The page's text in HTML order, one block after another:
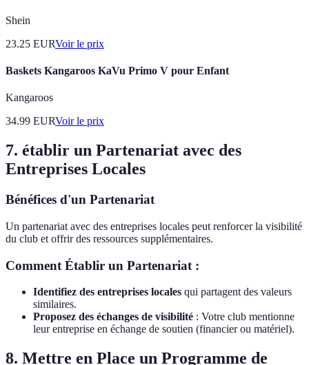
Shein
23.25 EURVoir le prix
Baskets Kangaroos KaVu Primo V pour Enfant
Kangaroos
34.99 EURVoir le prix
7. établir un Partenariat avec des
Entreprises Locales
Bénéfices d'un Partenariat
Un partenariat avec des entreprises locales peut renforcer la visibilité
du club et offrir des ressources supplémentaires.
Comment Établir un Partenariat :
Identifiez des entreprises locales qui partagent des valeurs
similaires.
Proposez des échanges de visibilité : Votre club mentionne
leur entreprise en échange de soutien (financier ou matériel).
8. Mettre en Place un Programme de